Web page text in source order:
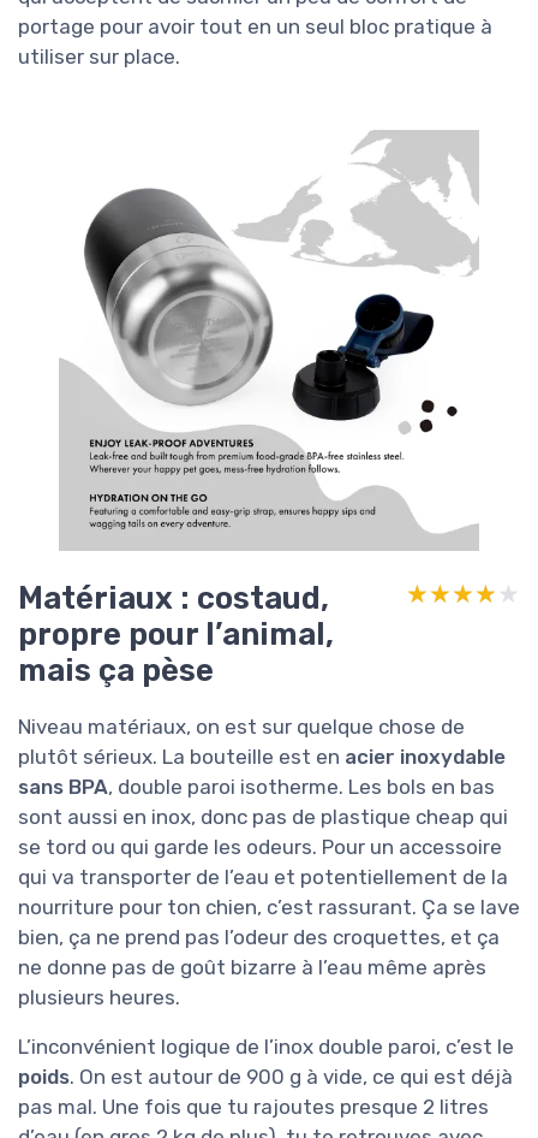
portage pour avoir tout en un seul bloc pratique à
utiliser sur place.
Matériaux : costaud,
propre pour l’animal,
mais ça pèse
★★★★★
★★★★★
Niveau matériaux, on est sur quelque chose de
plutôt sérieux. La bouteille est en acier inoxydable
sans BPA, double paroi isotherme. Les bols en bas
sont aussi en inox, donc pas de plastique cheap qui
se tord ou qui garde les odeurs. Pour un accessoire
qui va transporter de l’eau et potentiellement de la
nourriture pour ton chien, c’est rassurant. Ça se lave
bien, ça ne prend pas l’odeur des croquettes, et ça
ne donne pas de goût bizarre à l’eau même après
plusieurs heures.
L’inconvénient logique de l’inox double paroi, c’est le
poids. On est autour de 900 g à vide, ce qui est déjà
pas mal. Une fois que tu rajoutes presque 2 litres